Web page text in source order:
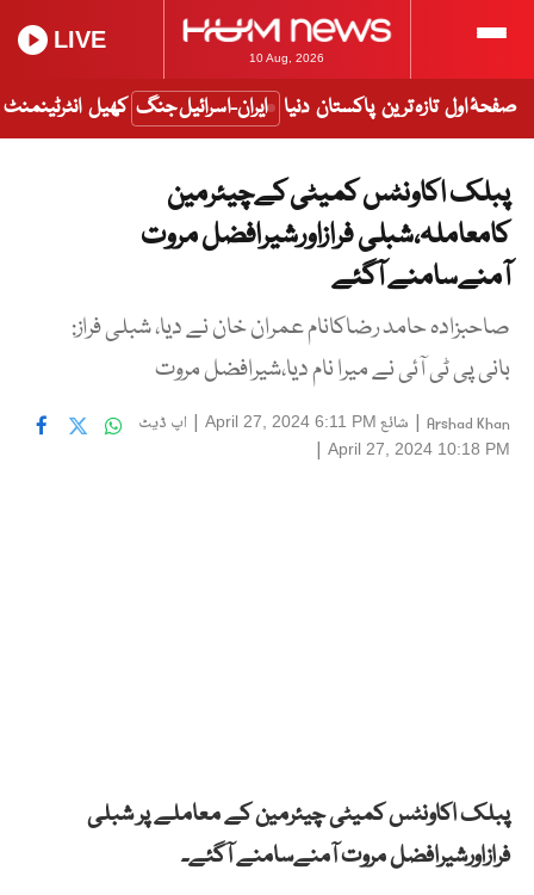
10 Aug, 2026
LIVE
صفحۂ اول تازہ ترین پاکستان دنیا ایران-اسرائیل جنگ کھیل انٹرٹینمنٹ
پبلک اکاونٹس کمیٹی کےچیئرمین
کامعاملہ،شبلی فرازاورشیرافضل مروت
آمنےسامنے آگئے
صاحبزادہ حامد رضاکانام عمران خان نے دیا، شبلی فراز:
بانی پی ٹی آئی نے میرا نام دیا،شیرافضل مروت
Arshad Khan
| شائع April 27, 2024 6:11 PM
| اپ ڈیٹ
April 27, 2024 10:18 PM
|
پبلک اکاونٹس کمیٹی چیئرمین کے معاملے پر شبلی
فرازاورشیرافضل مروت آمنےسامنے آگئے۔